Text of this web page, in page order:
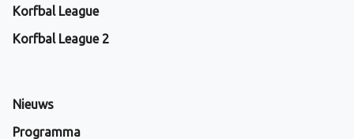
Korfbal League
Korfbal League 2
Nieuws
Programma